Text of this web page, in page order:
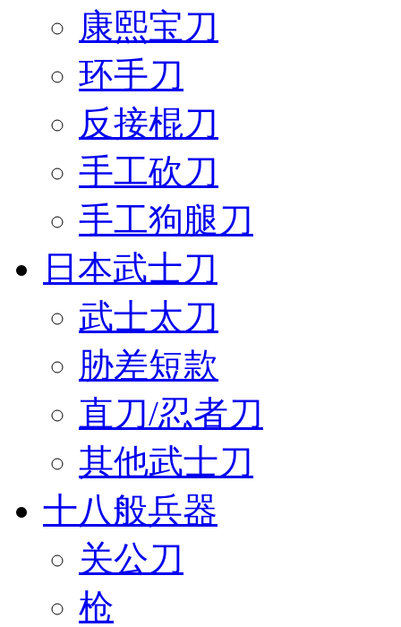
康熙宝刀
环手刀
反接棍刀
手工砍刀
手工狗腿刀
日本武士刀
武士太刀
胁差短款
直刀/忍者刀
其他武士刀
十八般兵器
关公刀
枪